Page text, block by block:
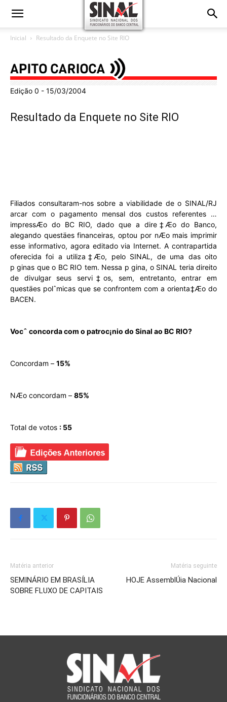
Inicial Resultado da Enquete no Site RIO
Edição 0 - 15/03/2004
Resultado da Enquete no Site RIO
Filiados consultaram-nos sobre a viabilidade de o SINAL/RJ
arcar com o pagamento mensal dos custos referentes …
impressÆo do BC RIO, dado que a dire‡Æo do Banco,
alegando questäes financeiras, optou por nÆo mais imprimir
esse informativo, agora editado via Internet. A contrapartida
oferecida foi a utiliza‡Æo, pelo SINAL, de uma das oito
p ginas que o BC RIO tem. Nessa p gina, o SINAL teria direito
de divulgar seus servi‡os, sem, entretanto, entrar em
questäes polˆmicas que se confrontem com a orienta‡Æo do
BACEN.
Vocˆ concorda com o patroc¡nio do Sinal ao BC RIO?
Concordam – 15%
NÆo concordam – 85%
Total de votos : 55
Matéria anterior
SEMINÁRIO EM BRASÍLIA
SOBRE FLUXO DE CAPITAIS
Matéria seguinte
HOJE AssemblÚia Nacional